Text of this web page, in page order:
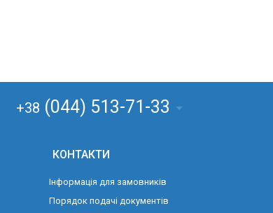
+38 (044) 513-71-33
КОНТАКТИ
Інформація для замовників
Порядок подачі документів